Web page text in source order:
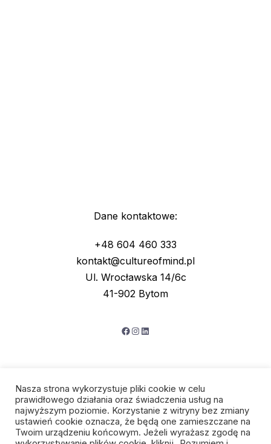
Dane kontaktowe:
+48 604 460 333
kontakt@cultureofmind.pl
Ul. Wrocławska 14/6c
41-902 Bytom
Facebook
Instagram
LinkedIn
Nasza strona wykorzystuje pliki cookie w celu
prawidłowego działania oraz świadczenia usług na
najwyższym poziomie. Korzystanie z witryny bez zmiany
ustawień cookie oznacza, że będą one zamieszczane na
Twoim urządzeniu końcowym. Jeżeli wyrażasz zgodę na